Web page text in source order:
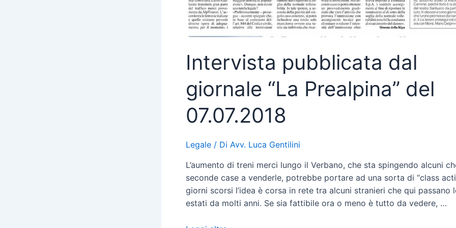
Intervista pubblicata dal
giornale “La Prealpina” del
07.07.2018
Legale / Di Avv. Luca Gentilini
L’aumento di treni merci lungo il Verbano, che sta spingendo alcuni
seconde case a venderle, potrebbe portare ad una sorta di “class
giorni scorsi l’idea è corsa in rete tra alcuni stranieri che qui passano
estati da molti anni. Se sia fattibile ora o meno è tutto da vedere, …